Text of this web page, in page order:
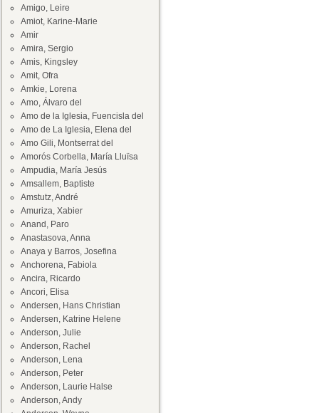
Amigo, Leire
Amiot, Karine-Marie
Amir
Amira, Sergio
Amis, Kingsley
Amit, Ofra
Amkie, Lorena
Amo, Álvaro del
Amo de la Iglesia, Fuencisla del
Amo de La Iglesia, Elena del
Amo Gili, Montserrat del
Amorós Corbella, María Lluïsa
Ampudia, María Jesús
Amsallem, Baptiste
Amstutz, André
Amuriza, Xabier
Anand, Paro
Anastasova, Anna
Anaya y Barros, Josefina
Anchorena, Fabiola
Ancira, Ricardo
Ancori, Elisa
Andersen, Hans Christian
Andersen, Katrine Helene
Anderson, Julie
Anderson, Rachel
Anderson, Lena
Anderson, Peter
Anderson, Laurie Halse
Anderson, Andy